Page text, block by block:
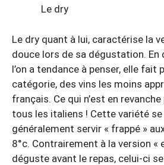
Le dry
Le dry quant à lui, caractérise la
douce lors de sa dégustation. En
l’on a tendance à penser, elle fait
catégorie, des vins les moins
français. Ce qui n’est en
tous les italiens ! Cette variété
généralement servir « frappé »
8°c. Contrairement à la version «
déguste avant le repas, celui-ci